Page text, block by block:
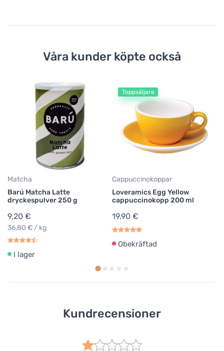
Våra kunder köpte också
Matcha
Barú Matcha Latte
dryckespulver 250 g
9,20 €
36,80 € / kg
I lager
Toppsäljare
Cappuccinokoppar
Loveramics Egg Yellow
cappuccinokopp 200 ml
19,90 €
Obekräftad
Kundrecensioner